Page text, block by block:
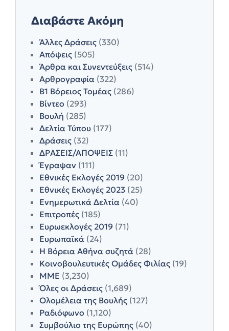
Διαβάστε Ακόμη
Άλλες Δράσεις (330)
Απόψεις (505)
Άρθρα και Συνεντεύξεις (514)
Αρθρογραφία (322)
Β1 Βόρειος Τομέας (286)
Βίντεο (293)
Βουλή (285)
Δελτία Τύπου (177)
Δράσεις (32)
ΔΡΑΣΕΙΣ/ΑΠΟΨΕΙΣ (11)
Έγραψαν (111)
Εθνικές Εκλογές 2019 (20)
Εθνικές Εκλογές 2023 (25)
Ενημερωτικά Δελτία (40)
Επιτροπές (185)
Ευρωεκλογές 2019 (71)
Ευρωπαϊκά (24)
Η Βόρεια Αθήνα συζητά (28)
Κοινοβουλευτικές Ομάδες Φιλίας (19)
ΜΜΕ (3,230)
Όλες οι Δράσεις (1,689)
Ολομέλεια της Βουλής (127)
Ραδιόφωνο (1,120)
Συμβούλιο της Ευρώπης (40)